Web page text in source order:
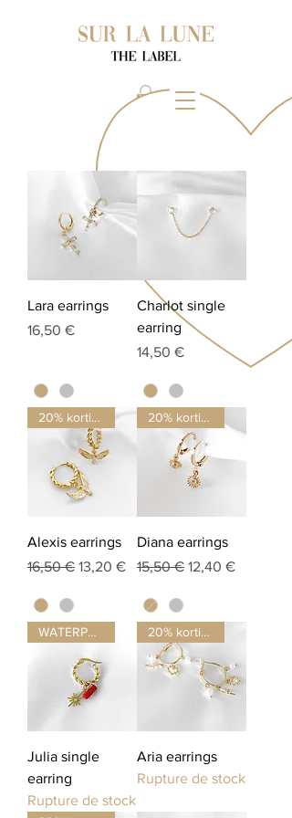
Lara earrings
Prix
16,50 €
Charlot single
earring
Prix
14,50 €
20% korting
Alexis earrings
Prix original
16,50 € Prix promotionnel
13,20 €
20% korting
Diana earrings
Prix original
15,50 € Prix promotionnel
12,40 €
WATERPROOF ☂
Julia single
earring
Rupture de stock
20% korting
Aria earrings
Rupture de stock